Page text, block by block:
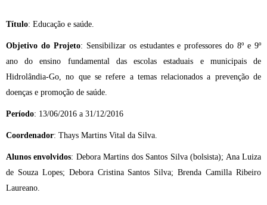
Título: Educação e saúde.
Objetivo do Projeto: Sensibilizar os estudantes e professores do 8º e 9º
ano do ensino fundamental das escolas estaduais e municipais de
Hidrolândia-Go, no que se refere a temas relacionados a prevenção de
doenças e promoção de saúde.
Período: 13/06/2016 a 31/12/2016
Coordenador: Thays Martins Vital da Silva.
Alunos envolvidos: Debora Martins dos Santos Silva (bolsista); Ana Luiza
de Souza Lopes; Debora Cristina Santos Silva; Brenda Camilla Ribeiro
Laureano.